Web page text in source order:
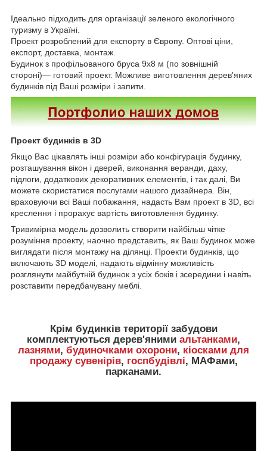
Ідеально підходить для організації зеленого екологічного
туризму в Україні.
Проект розроблений для експорту в Європу. Оптові ціни,
експорт, доставка, монтаж.
Будинок з профільованого бруса 9х8 м (по зовнішній
стороні)― готовий проект. Можливе виготовлення дерев'яних
будинків під Ваші розміри і запити.
Проект будинків в 3D
Якщо Вас цікавлять інші розміри або конфігурація будинку,
розташування вікон і дверей, виконання веранди, даху,
підлоги, додаткових декоративних елементів, і так далі, Ви
можете скористатися послугами нашого дизайнера. Він,
враховуючи всі Ваші побажання, надасть Вам проект в 3D, всі
креслення і прорахує вартість виготовлення будинку.
Тривимірна модель дозволить створити найбільш чітке
розуміння проекту, наочно представить, як Ваш будинок може
виглядати після монтажу на ділянці. Проекти будинків, що
включають 3D моделі, надають відмінну можливість
розглянути майбутній будинок з усіх боків і зсередини і навіть
розставити передбачувану меблі.
Крім будинків території забудови
комплектуються дерев'яними альтанками,
лазнями, будиночками охорони, кіосками для
продажу сувенірів, госпбудівлі, МАФами,
парканами.